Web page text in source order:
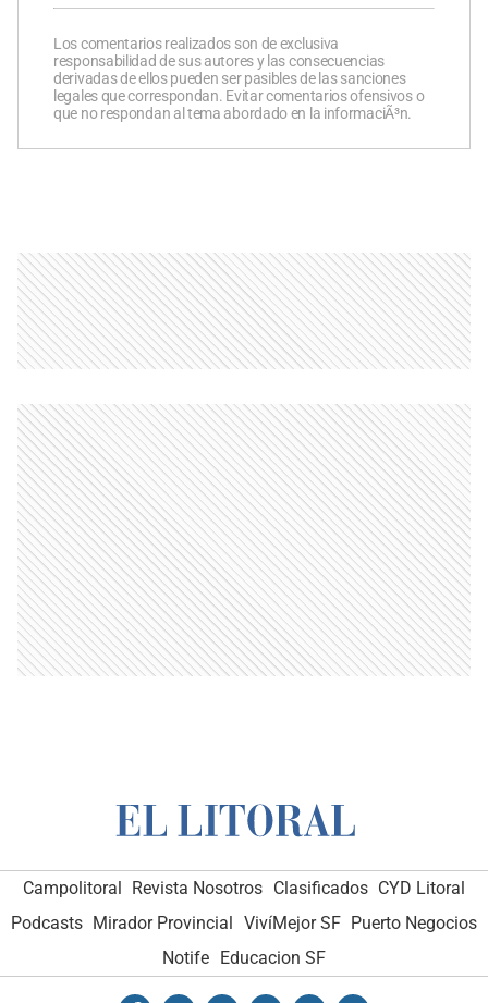
Los comentarios realizados son de exclusiva
responsabilidad de sus autores y las consecuencias
derivadas de ellos pueden ser pasibles de las sanciones
legales que correspondan. Evitar comentarios ofensivos o
que no respondan al tema abordado en la informaciÃ³n.
Campolitoral Revista Nosotros Clasificados CYD Litoral
Podcasts Mirador Provincial VivíMejor SF Puerto Negocios
Notife
Educacion SF